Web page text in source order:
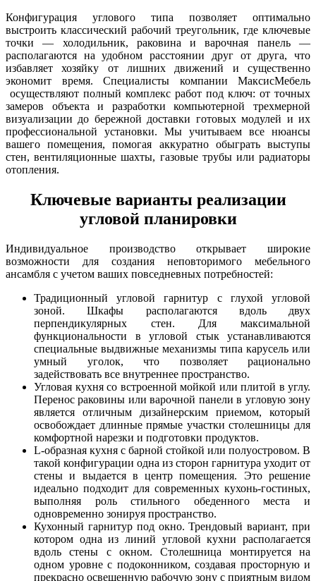
Конфигурация углового типа позволяет оптимально
выстроить классический рабочий треугольник, где ключевые
точки — холодильник, раковина и варочная панель —
располагаются на удобном расстоянии друг от друга, что
избавляет хозяйку от лишних движений и существенно
экономит время. Специалисты компании МаксисМебель
осуществляют полный комплекс работ под ключ: от точных
замеров объекта и разработки компьютерной трехмерной
визуализации до бережной доставки готовых модулей и их
профессиональной установки. Мы учитываем все нюансы
вашего помещения, помогая аккуратно обыграть выступы
стен, вентиляционные шахты, газовые трубы или радиаторы
отопления.
Ключевые варианты реализации
угловой планировки
Индивидуальное производство открывает широкие
возможности для создания неповторимого мебельного
ансамбля с учетом ваших повседневных потребностей:
Традиционный угловой гарнитур с глухой угловой
зоной. Шкафы располагаются вдоль двух
перпендикулярных стен. Для максимальной
функциональности в угловой стык устанавливаются
специальные выдвижные механизмы типа карусель или
умный уголок, что позволяет рационально
задействовать все внутреннее пространство.
Угловая кухня со встроенной мойкой или плитой в углу.
Перенос раковины или варочной панели в угловую зону
является отличным дизайнерским приемом, который
освобождает длинные прямые участки столешницы для
комфортной нарезки и подготовки продуктов.
L-образная кухня с барной стойкой или полуостровом. В
такой конфигурации одна из сторон гарнитура уходит от
стены и выдается в центр помещения. Это решение
идеально подходит для современных кухонь-гостиных,
выполняя роль стильного обеденного места и
одновременно зонируя пространство.
Кухонный гарнитур под окно. Трендовый вариант, при
котором одна из линий угловой кухни располагается
вдоль стены с окном. Столешница монтируется на
одном уровне с подоконником, создавая просторную и
прекрасно освещенную рабочую зону с приятным видом